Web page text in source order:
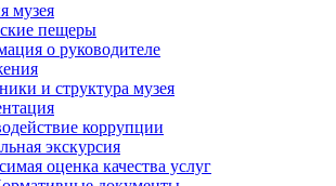
музея
пещеры
о руководителе
и структура музея
коррупции
экскурсия
оценка качества услуг